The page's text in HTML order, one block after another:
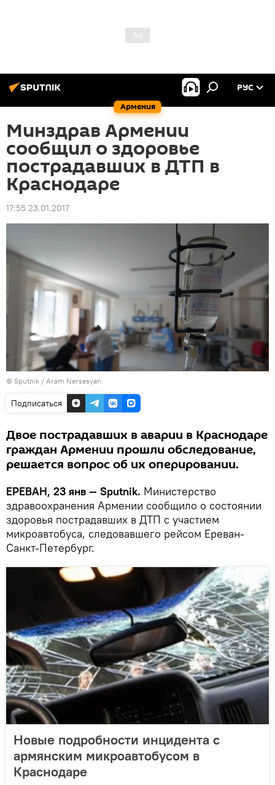
Армения
РУС
Минздрав Армении
сообщил о здоровье
пострадавших в ДТП в
Краснодаре
17:55 23.01.2017
© Sputnik / Aram Nersesyan
Подписаться
Двое пострадавших в аварии в Краснодаре
граждан Армении прошли обследование,
решается вопрос об их оперировании.
ЕРЕВАН, 23 янв — Sputnik. Министерство
здравоохранения Армении сообщило о состоянии
здоровья пострадавших в ДТП с участием
микроавтобуса, следовавшего рейсом Ереван-
Санкт-Петербург.
Новые подробности инцидента с
армянским микроавтобусом в
Краснодаре